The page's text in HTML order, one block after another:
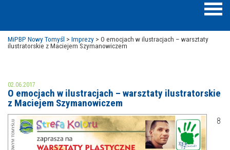
MOJE KONTO
AKTUALNOŚCI
NAJBLIŻSZE WYDARZENIA
NASZA OFERTA
MiPBP Nowy Tomyśl > Imprezy > O emocjach w ilustracjach – warsztaty
ilustratorskie z Maciejem Szymanowiczem
02.06.2017
O emocjach w ilustracjach – warsztaty ilustratorskie
z Maciejem Szymanowiczem
8